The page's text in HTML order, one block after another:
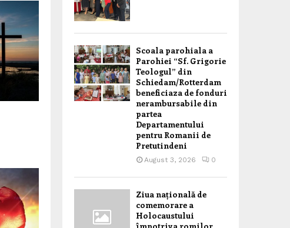
Scoala parohiala a
Parohiei “Sf. Grigorie
Teologul” din
Schiedam/Rotterdam
beneficiaza de fonduri
nerambursabile din
partea
Departamentului
pentru Romanii de
Pretutindeni
August 3, 2026 0
Ziua națională de
comemorare a
Holocaustului